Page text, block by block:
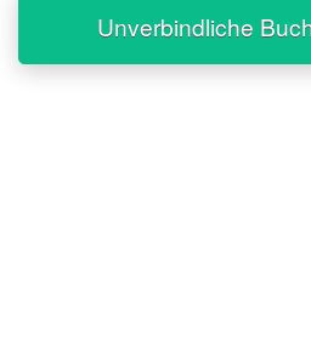
Unverbindliche